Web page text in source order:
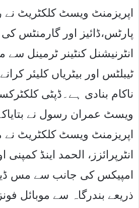
اپریزمنٹ ویسٹ کلکٹریٹ نے
پارٹس،ڈائیز اور گارمنٹس
انٹرنیشنل کنٹینر ٹرمینل سے
ٹیبلٹس اور بیٹریاں کلیئر
ناکام بنادی ہے۔ڈپٹی
ویسٹ عمران رسول نے
اپریزمنٹ ویسٹ کلکٹریٹ نے
انٹرپرائزز، الحمد اینڈ کمپنی
امپیکس کی جانب سے مس
ذریعے بندرگاہ سے موبائل